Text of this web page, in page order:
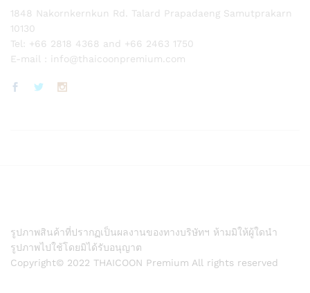
1848 Nakornkernkun Rd. Talard Prapadaeng Samutprakarn
10130
Tel: +66 2818 4368 and +66 2463 1750
E-mail : info@thaicoonpremium.com
รูปภาพสินค้าที่ปรากฏเป็นผลงานของทางบริษัทฯ ห้ามมิให้ผู้ใดนำ
รูปภาพไปใช้โดยมิได้รับอนุญาต
Copyright© 2022 THAICOON Premium All rights reserved